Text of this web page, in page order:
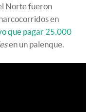
Norte fueron
en
que pagar 25.000
en un palenque.